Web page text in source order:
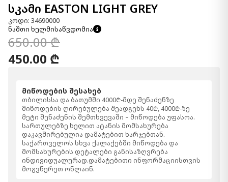
სკამი EASTON LIGHT GREY
კოდი: 34690000
ნაშთი ხელმისაწვდომია
650.00 ₾
450.00 ₾
მიწოდების შესახებ
თბილისსა და ბათუმში 4000₾-მდე შენაძენზე
მიწოდების ღირებულება შეადგენს 40₾, 4000₾-ზე
მეტი შენაძენის შემთხვევაში – მიწოდება უფასოა.
სართულებზე ხელით ატანის მომსახურება
დაკავშირებულია დამატებით ხარჯებთან.
საქართველოს სხვა ქალაქებში მიწოდება და
მომსახურების დეტალები განისაზღვრება
ინდივიდუალურად.დამატებითი ინფორმაციისთვის
მოგვწერეთ ონლაინ.